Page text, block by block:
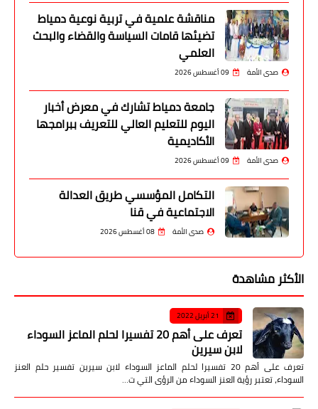
مناقشة علمية في تربية نوعية دمياط
تضيئها قامات السياسة والقضاء والبحث
العلمي
صدى الأمة 09 أغسطس 2026
جامعة دمياط تشارك في معرض أخبار
اليوم للتعليم العالي للتعريف ببرامجها
الأكاديمية
صدى الأمة 09 أغسطس 2026
التكامل المؤسسي طريق العدالة
الاجتماعية في قنا
صدى الأمة 08 أغسطس 2026
الأكثر مشاهدة
21 أبريل 2022
تعرف على أهم 20 تفسيرا لحلم الماعز السوداء
لابن سيرين
تعرف على أهم 20 تفسيرا لحلم الماعز السوداء لابن سيرين تفسير حلم العنز
السوداء، تعتبر رؤية العنز السوداء من الرؤى التي ت…